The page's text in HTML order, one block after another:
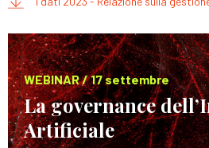
WEBINAR / 17 settembre
La governance
Artificiale